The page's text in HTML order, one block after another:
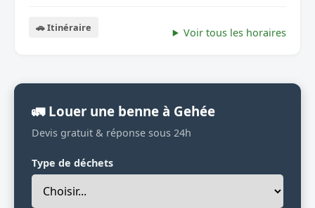
🚗 Itinéraire Voir tous les horaires
🚛 Louer une benne à Gehée
Devis gratuit & réponse sous 24h
Type de déchets